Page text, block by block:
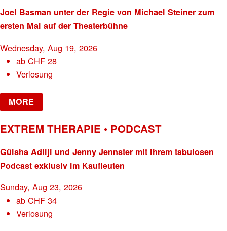
Joel Basman unter der Regie von Michael Steiner zum
ersten Mal auf der Theaterbühne
Wednesday, Aug 19, 2026
abCHF 28
Verlosung
MORE
EXTREM THERAPIE • PODCAST
Gülsha Adilji und Jenny Jennster mit ihrem tabulosen
Podcast exklusiv im Kaufleuten
Sunday, Aug 23, 2026
abCHF 34
Verlosung